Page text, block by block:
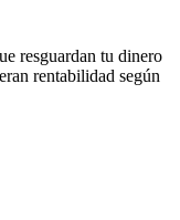
resguardan tu dinero
rentabilidad según